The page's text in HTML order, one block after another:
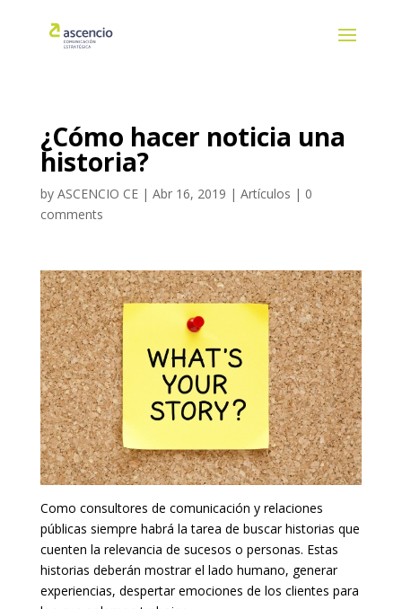
¿Cómo hacer noticia una
historia?
by ASCENCIO CE| Abr 16, 2019 | Artículos | 0
comments
Como consultores de comunicación y relaciones
públicas siempre habrá la tarea de buscar historias que
cuenten la relevancia de sucesos o personas. Estas
historias deberán mostrar el lado humano, generar
experiencias, despertar emociones de los clientes para